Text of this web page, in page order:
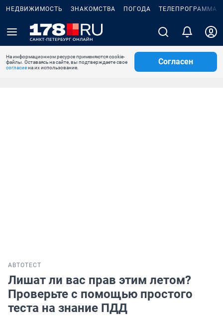
НЕДВИЖИМОСТЬ ЗНАКОМСТВА ПОГОДА ТЕЛЕПРОГРАММА
На информационном ресурсе применяются cookie-
файлы. Оставаясь на сайте, вы подтверждаете свое
согласиена их использование.
Согласен
АВТОТЕСТ
Лишат ли вас прав этим летом?
Проверьте с помощью простого
теста на знание ПДД